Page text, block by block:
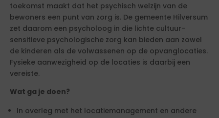
toekomst maakt dat het psychisch welzijn van de
bewoners een punt van zorg is. De gemeente Hilversum
zet daarom een psycholoog in die lichte cultuur-
sensitieve psychologische zorg kan bieden aan zowel
de kinderen als de volwassenen op de opvanglocaties.
Fysieke aanwezigheid op de locaties is daarbij een
vereiste.
Wat ga je doen?
In overleg met het locatiemanagement en andere